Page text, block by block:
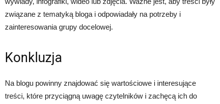
związane z tematyką bloga i odpowiadały na potrzeby i
zainteresowania grupy docelowej.
Konkluzja
Na blogu powinny znajdować się wartościowe i interesujące
treści, które przyciągną uwagę czytelników i zachęcą ich do